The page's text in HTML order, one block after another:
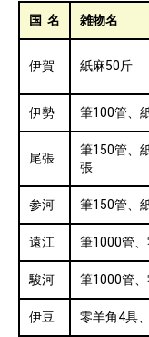
国 名
雑物名
伊賀 紙麻50斤
伊勢 筆100管、
尾張
筆150管、
張
参河 筆150管、
遠江 筆1000管
駿河 筆1000管
伊豆 零羊角4具